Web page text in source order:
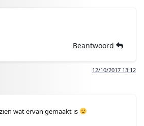
Beantwoord
12/10/2017 13:12
wat ervan gemaakt is